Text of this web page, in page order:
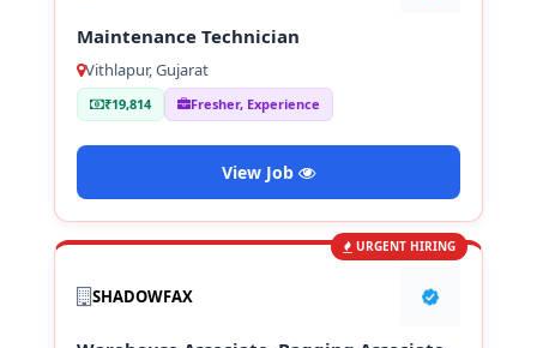
Maintenance Technician
Vithlapur, Gujarat
₹19,814 Fresher, Experience
View Job
URGENT HIRING
SHADOWFAX